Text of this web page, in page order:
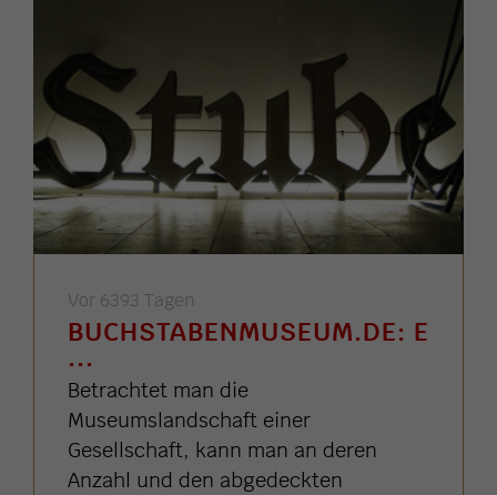
Vor 6393 Tagen
BUCHSTABENMUSEUM.DE: E
...
Betrachtet man die
Museumslandschaft einer
Gesellschaft, kann man an deren
Anzahl und den abgedeckten